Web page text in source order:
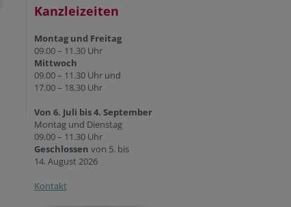
Kanzleizeiten
Montag und Freitag
09.00 – 11.30 Uhr
Mittwoch
09.00 – 11.30 Uhr und
17.00 – 18.30 Uhr
Von 6. Juli bis 4. September
Montag und Dienstag
09.00 – 11.30 Uhr
Geschlossen von 5. bis
14. August 2026
Kontakt